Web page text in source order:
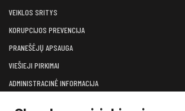
VEIKLOS SRITYS
KORUPCIJOS PREVENCIJA
PRANEŠĖJŲ APSAUGA
VIEŠIEJI PIRKIMAI
ADMINISTRACINĖ INFORMACIJA